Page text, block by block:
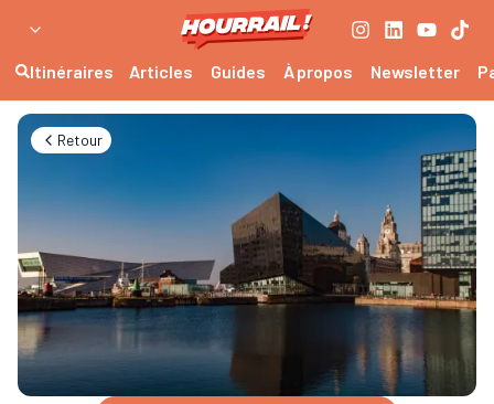
Itinéraires Articles Guides À propos Newsletter
Retour